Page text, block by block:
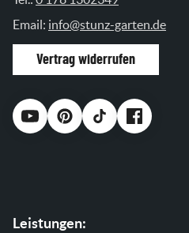
Email: info@stunz-garten.de
Vertrag widerrufen
Leistungen: